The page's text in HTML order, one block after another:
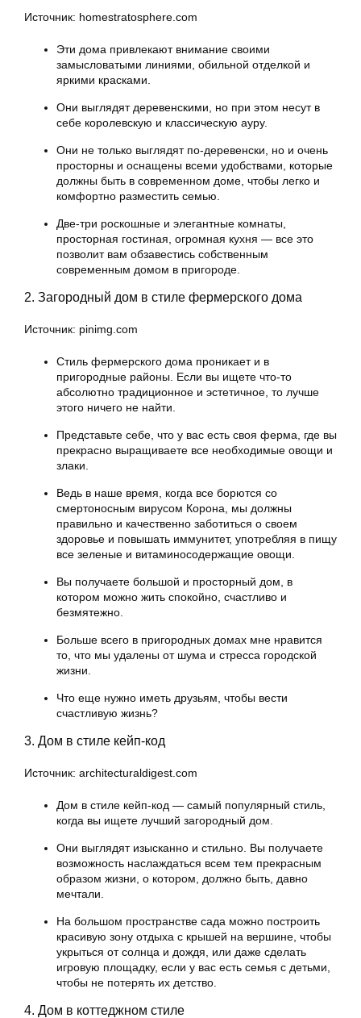
Источник: homestratosphere.com
Эти дома привлекают внимание своими
замысловатыми линиями, обильной отделкой и
яркими красками.
Они выглядят деревенскими, но при этом несут в
себе королевскую и классическую ауру.
Они не только выглядят по-деревенски, но и очень
просторны и оснащены всеми удобствами, которые
должны быть в современном доме, чтобы легко и
комфортно разместить семью.
Две-три роскошные и элегантные комнаты,
просторная гостиная, огромная кухня — все это
позволит вам обзавестись собственным
современным домом в пригороде.
2. Загородный дом в стиле фермерского дома
Источник: pinimg.com
Стиль фермерского дома проникает и в
пригородные районы. Если вы ищете что-то
абсолютно традиционное и эстетичное, то лучше
этого ничего не найти.
Представьте себе, что у вас есть своя ферма, где вы
прекрасно выращиваете все необходимые овощи и
злаки.
Ведь в наше время, когда все борются со
смертоносным вирусом Корона, мы должны
правильно и качественно заботиться о своем
здоровье и повышать иммунитет, употребляя в пищу
все зеленые и витаминосодержащие овощи.
Вы получаете большой и просторный дом, в
котором можно жить спокойно, счастливо и
безмятежно.
Больше всего в пригородных домах мне нравится
то, что мы удалены от шума и стресса городской
жизни.
Что еще нужно иметь друзьям, чтобы вести
счастливую жизнь?
3. Дом в стиле кейп-код
Источник: architecturaldigest.com
Дом в стиле кейп-код — самый популярный стиль,
когда вы ищете лучший загородный дом.
Они выглядят изысканно и стильно. Вы получаете
возможность наслаждаться всем тем прекрасным
образом жизни, о котором, должно быть, давно
мечтали.
На большом пространстве сада можно построить
красивую зону отдыха с крышей на вершине, чтобы
укрыться от солнца и дождя, или даже сделать
игровую площадку, если у вас есть семья с детьми,
чтобы не потерять их детство.
4. Дом в коттеджном стиле